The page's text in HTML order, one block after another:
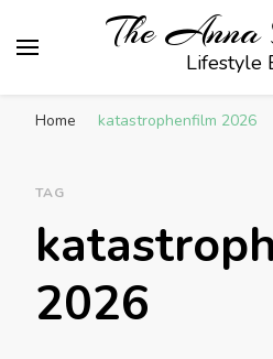
The
Lifestyle
Home katastrophenfilm 2026
TAG
2026